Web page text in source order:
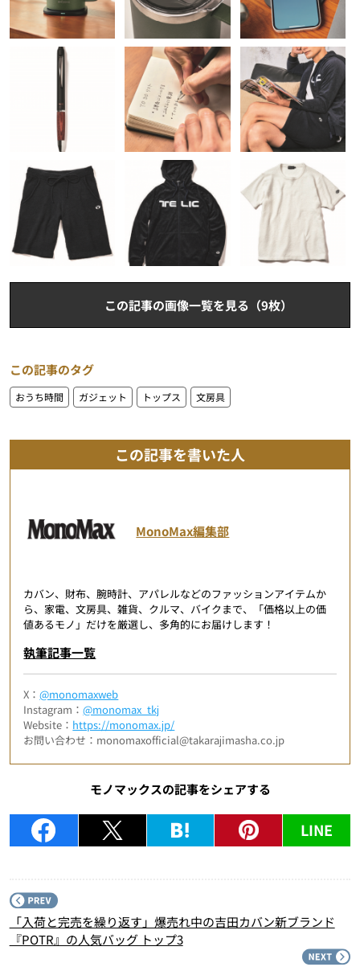
この記事の画像一覧を見る（9枚）
この記事のタグ
おうち時間 ガジェット トップス 文房具
この記事を書いた人
MonoMax編集部
カバン、財布、腕時計、アパレルなどのファッションアイテムか
ら、家電、文房具、雑貨、クルマ、バイクまで、「価格以上の価
値あるモノ」だけを厳選し、多角的にお届けします！
執筆記事一覧
X：@monomaxweb
Instagram：@monomax_tkj
Website： https://monomax.jp/
お問い合わせ：monomaxofficial@takarajimasha.co.jp
モノマックスの記事をシェアする
LINE
「入荷と完売を繰り返す」爆売れ中の吉田カバン新ブランド
『POTR』の人気バッグ トップ3